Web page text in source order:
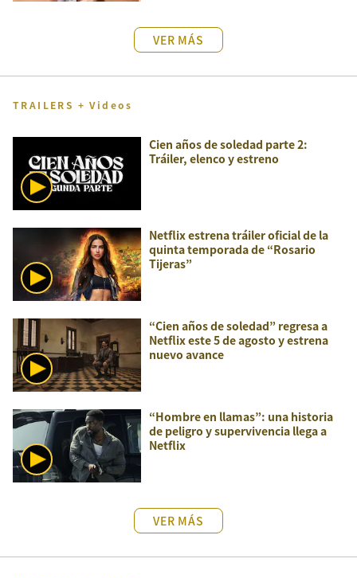
VER MÁS
TRAILERS + Videos
Cien años de soledad parte 2:
Tráiler, elenco y estreno
Netflix estrena tráiler oficial de la
quinta temporada de “Rosario
Tijeras”
“Cien años de soledad” regresa a
Netflix este 5 de agosto y estrena
nuevo avance
“Hombre en llamas”: una historia
de peligro y supervivencia llega a
Netflix
VER MÁS